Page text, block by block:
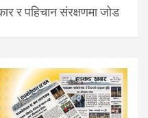
र पहिचान संरक्षणमा जोड